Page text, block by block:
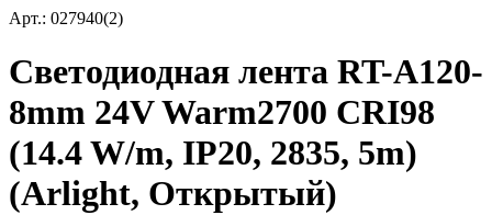
Арт.: 027940(2)
Светодиодная лента RT-A120-
8mm 24V Warm2700 CRI98
(14.4 W/m, IP20, 2835, 5m)
(Arlight, Открытый)